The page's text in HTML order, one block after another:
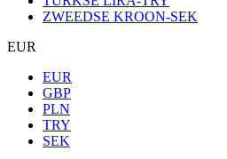
ZWEEDSE KROON-SEK
EUR
EUR
GBP
PLN
TRY
SEK